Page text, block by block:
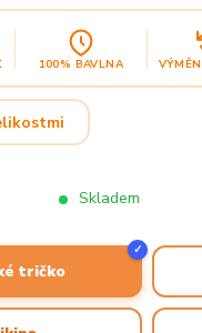
100% BAVLNA
Skladem
tričko
✓